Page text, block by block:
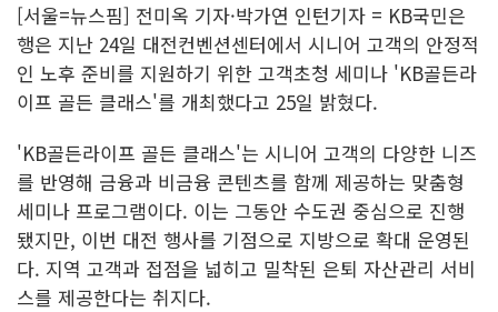
[서울=뉴스핌] 전미옥 기자·박가연 인턴기자 = KB국민은
행은 지난 24일 대전컨벤션센터에서 시니어 고객의 안정적
인 노후 준비를 지원하기 위한 고객초청 세미나 'KB골든라
이프 골든 클래스'를 개최했다고 25일 밝혔다.
'KB골든라이프 골든 클래스'는 시니어 고객의 다양한 니즈
를 반영해 금융과 비금융 콘텐츠를 함께 제공하는 맞춤형
세미나 프로그램이다. 이는 그동안 수도권 중심으로 진행
됐지만, 이번 대전 행사를 기점으로 지방으로 확대 운영된
다. 지역 고객과 접점을 넓히고 밀착된 은퇴 자산관리 서비
스를 제공한다는 취지다.